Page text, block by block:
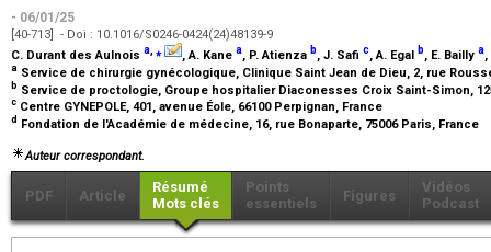
- 06/01/25
[40-713] - Doi : 10.1016/S0246-0424(24)48139-9
C. Durant des Aulnois a,⁎ , A. Kane a, P. Atienza b, J. Safi c, A. Egal b, E. Bailly a
a Service de chirurgie gynécologique, Clinique Saint Jean de Dieu, 2, rue
b Service de proctologie, Groupe hospitalier Diaconesses Croix Saint-Simon,
c Centre GYNEPOLE, 401, avenue Éole, 66100 Perpignan, France
d Fondation de l'Académie de médecine, 16, rue Bonaparte, 75006 Paris, France
Auteur correspondant.
PDF Article
Résumé
Mots clés
Points
essentiels
Figures
Vidéos
Podcast